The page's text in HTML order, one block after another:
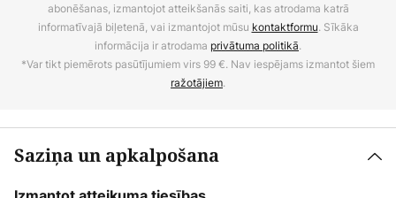
abonēšanas, izmantojot atteikšanās saiti, kas atrodama katrā
informatīvajā biļetenā, vai izmantojot mūsu kontaktformu. Sīkāka
informācija ir atrodama privātuma politikā.
*Var tikt piemērots pasūtījumiem virs 99 €. Nav iespējams izmantot šiem
ražotājiem.
Saziņa un apkalpošana